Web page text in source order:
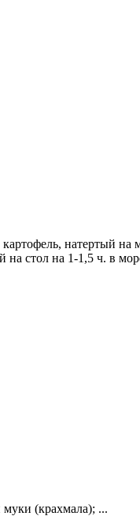
натертый на
стол на 1-1,5 ч. в
муки (крахмала); ...